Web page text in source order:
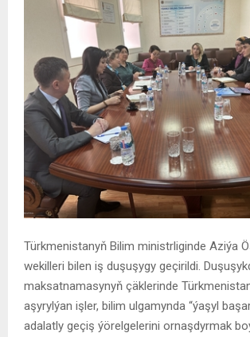
Türkmenistanyň Bilim ministrliginde Aziýa
wekilleri bilen iş duşuşygy geçirildi.
maksatnamasynyň çäklerinde
aşyrylýan işler, bilim ulgamynda “ýaşyl
adalatly geçiş ýörelgelerini ornaşdyrmak